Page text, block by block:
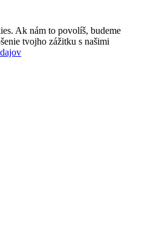
Ak nám to povolíš, budeme
tvojho zážitku s našimi